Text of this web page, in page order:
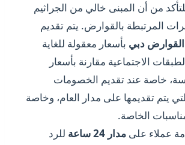
من أن المبنى خالي من الجراثيم
المرتبطة بالقوارض. يتم تقديم
دبي بأسعار معقولة للغاية
الاجتماعية مقارنة بأسعار
خاصة عند تقديم الخصومات
يتم تقديمها على مدار العام، وخاصة
الخاصة.
عملاء على مدار 24 ساعة
للرد